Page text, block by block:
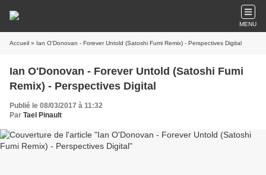
MENU
Accueil » Ian O'Donovan - Forever Untold (Satoshi Fumi Remix) - Perspectives Digital
Ian O'Donovan - Forever Untold (Satoshi Fumi
Remix) - Perspectives Digital
Publié le 08/03/2017 à 11:32
Par Tael Pinault